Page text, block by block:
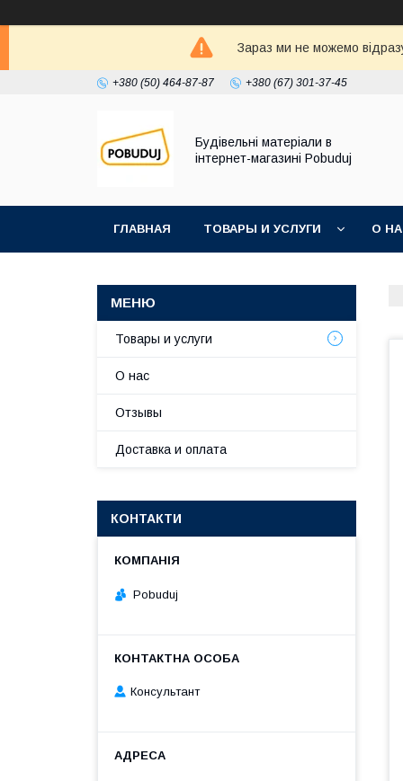
Зараз ми не можемо
+380 (50) 464-87-87 +380 (67) 301-37-45
Будівельні матеріали в
інтернет-магазині Pobuduj
ГЛАВНАЯ ТОВАРЫ И УСЛУГИ О
Товары и услуги
О нас
Отзывы
Доставка и оплата
КОНТАКТИ
Pobuduj
Консультант